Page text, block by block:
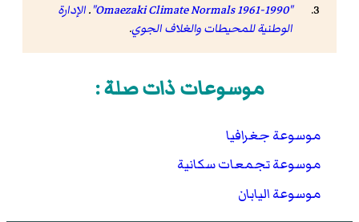
"Omaezaki Climate Normals 1961-1990"
.الإدارة
الوطنية للمحيطات والغلاف الجوي.
موسوعات ذات صلة :
موسوعة جغرافيا
موسوعة تجمعات سكانية
موسوعة اليابان